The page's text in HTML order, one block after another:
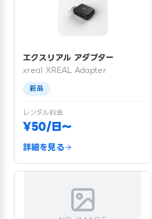
エクスリアル アダプター
xreal XREAL Adapter
新品
レンタル料金
¥50/日〜
詳細を見る